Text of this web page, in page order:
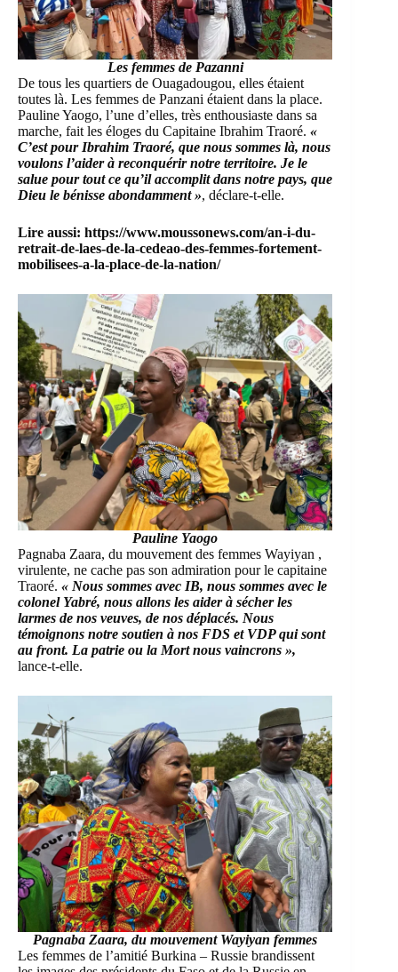
Les femmes de Pazanni
De tous les quartiers de Ouagadougou, elles étaient
toutes là. Les femmes de Panzani étaient dans la place.
Pauline Yaogo, l’une d’elles, très enthousiaste dans sa
marche, fait les éloges du Capitaine Ibrahim Traoré. «
C’est pour Ibrahim Traoré, que nous sommes là, nous
voulons l’aider à reconquérir notre territoire. Je le
salue pour tout ce qu’il accomplit dans notre pays, que
Dieu le bénisse abondamment », déclare-t-elle.
Lire aussi: https://www.moussonews.com/an-i-du-
retrait-de-laes-de-la-cedeao-des-femmes-fortement-
mobilisees-a-la-place-de-la-nation/
Pauline Yaogo
Pagnaba Zaara, du mouvement des femmes Wayiyan ,
virulente, ne cache pas son admiration pour le capitaine
Traoré. « Nous sommes avec IB, nous sommes avec le
colonel Yabré, nous allons les aider à sécher les
larmes de nos veuves, de nos déplacés. Nous
témoignons notre soutien à nos FDS et VDP qui sont
au front. La patrie ou la Mort nous vaincrons »,
lance-t-elle.
Pagnaba Zaara, du mouvement Wayiyan femmes
Les femmes de l’amitié Burkina – Russie brandissent